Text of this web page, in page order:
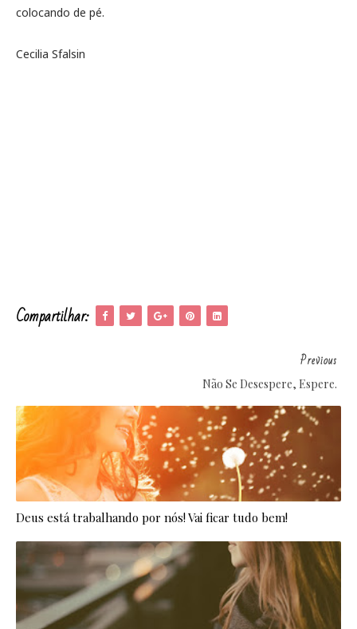
colocando de pé.
Cecilia Sfalsin
Compartilhar:
Previous
Não Se Desespere, Espere.
Deus está trabalhando por nós! Vai ficar tudo bem!